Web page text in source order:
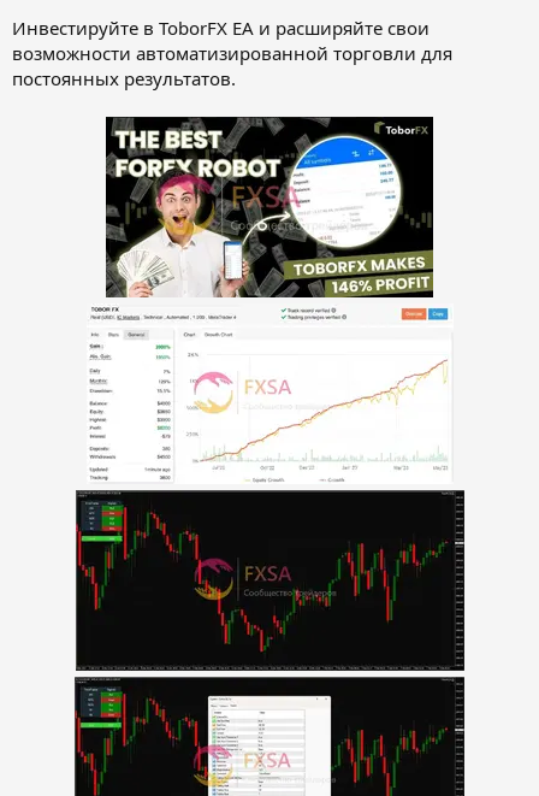
Инвестируйте в ToborFX EA и расширяйте свои
возможности автоматизированной торговли для
постоянных результатов.